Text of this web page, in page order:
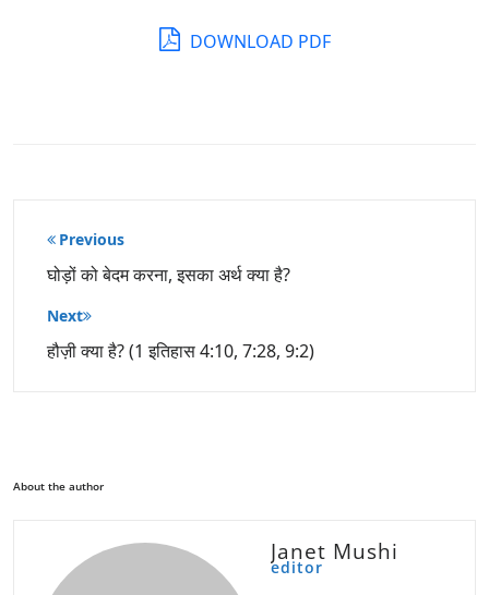
DOWNLOAD PDF
पोस्ट
नेविगेशन
Previous
घोड़ों को बेदम करना, इसका अर्थ क्या है?
Next
हौज़ी क्या है? (1 इतिहास 4:10, 7:28, 9:2)
About the author
Janet Mushi
editor